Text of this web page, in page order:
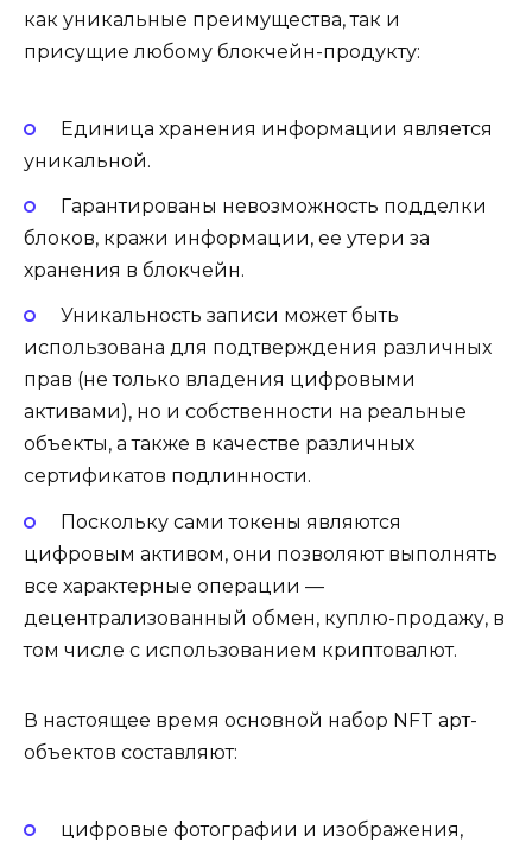
как уникальные преимущества, так и
присущие любому блокчейн-продукту:
Единица хранения информации является
уникальной.
Гарантированы невозможность подделки
блоков, кражи информации, ее утери за
хранения в блокчейн.
Уникальность записи может быть
использована для подтверждения различных
прав (не только владения цифровыми
активами), но и собственности на реальные
объекты, а также в качестве различных
сертификатов подлинности.
Поскольку сами токены являются
цифровым активом, они позволяют выполнять
все характерные операции —
децентрализованный обмен, куплю-продажу, в
том числе с использованием криптовалют.
В настоящее время основной набор NFT арт-
объектов составляют:
цифровые фотографии и изображения,